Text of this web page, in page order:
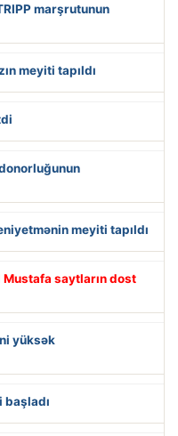
marşrutunun
meyiti tapıldı
meyiti tapıldı
Mustafa saytların dost
yüksək